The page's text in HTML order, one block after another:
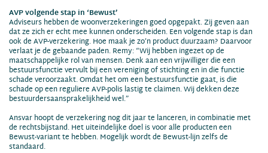
AVP volgende stap in ‘Bewust’
Adviseurs hebben de woonverzekeringen goed opgepakt. Zij geven aan
dat ze zich er echt mee kunnen onderscheiden. Een volgende stap is dan
ook de AVP-verzekering. Hoe maak je zo’n product duurzaam? Daarvoor
verlaat je de gebaande paden. Remy: “Wij hebben ingezet op de
maatschappelijke rol van mensen. Denk aan een vrijwilliger die een
bestuursfunctie vervult bij een vereniging of stichting en in die functie
schade veroorzaakt. Omdat het om een bestuursfunctie gaat, is die
schade op een reguliere AVP-polis lastig te claimen. Wij dekken deze
bestuurdersaansprakelijkheid wel.”
Ansvar hoopt de verzekering nog dit jaar te lanceren, in combinatie met
de rechtsbijstand. Het uiteindelijke doel is voor alle producten een
Bewust-variant te hebben. Mogelijk wordt de Bewust-lijn zelfs de
standaard.